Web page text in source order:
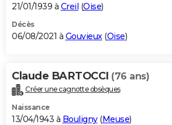
21/01/1939 à Creil (Oise)
Décès
06/08/2021 à Gouvieux(Oise)
Claude BARTOCCI (76 ans)
Créer une cagnotte obsèques
Naissance
13/04/1943 à Bouligny(Meuse)